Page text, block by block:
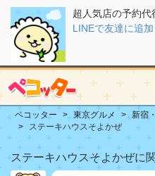
超人気店の予約代
LINEで友達に追加
ペコッター 東京グルメ
新宿
ステーキハウスそよかぜ
ステーキハウスそよかぜに